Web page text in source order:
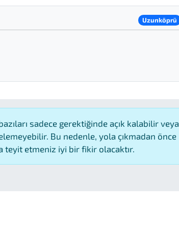
Uzunköprü
sadece gerektiğinde açık kalabilir veya
Bu nedenle, yola çıkmadan önce
teyit etmeniz iyi bir fikir olacaktır.